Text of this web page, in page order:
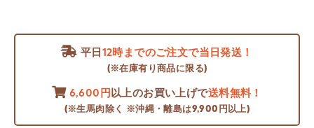
平日 12時までのご注文で当日発送！
(※在庫有り商品に限る)
6,600円 以上のお買い上げで送料無料！
(※生馬肉除く ※沖縄・離島は9,900円以上)